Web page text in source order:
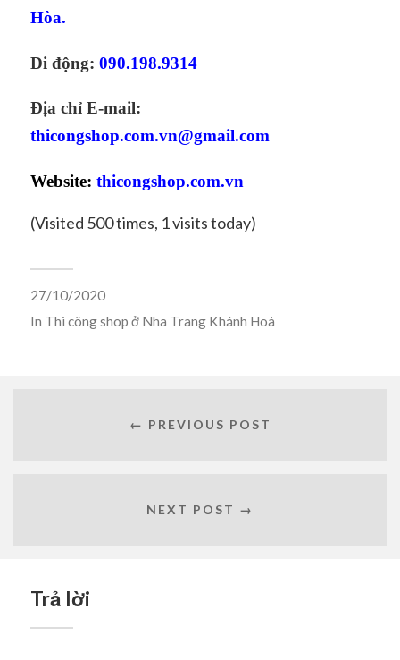
Hòa.
Di động: 090.198.9314
Địa chỉ E-mail:
thicongshop.com.vn@gmail.com
Website: thicongshop.com.vn
(Visited 500 times, 1 visits today)
27/10/2020
In Thi công shop ở Nha Trang Khánh Hoà
← PREVIOUS POST
NEXT POST →
Trả lời